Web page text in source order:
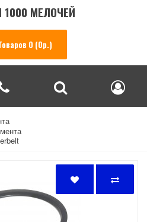
МЕЛОЧЕЙ
0 (0р.)